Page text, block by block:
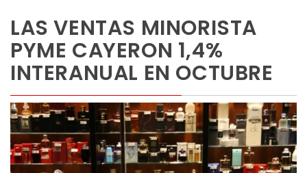
LAS VENTAS MINORISTA
PYME CAYERON 1,4%
INTERANUAL EN OCTUBRE